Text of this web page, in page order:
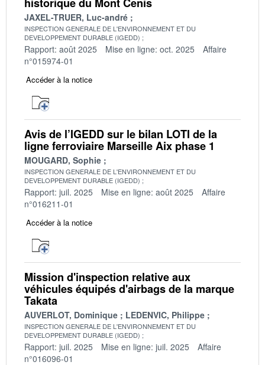
JAXEL-TRUER, Luc-andré
INSPECTION GENERALE DE L'ENVIRONNEMENT ET DU
DEVELOPPEMENT DURABLE (IGEDD)
Rapport: août 2025 Mise en ligne: oct. 2025
Affaire
n°015974-01
Accéder à la notice
Avis de l’IGEDD sur le bilan LOTI de la
ligne ferroviaire Marseille Aix phase 1
MOUGARD, Sophie
INSPECTION GENERALE DE L'ENVIRONNEMENT ET DU
DEVELOPPEMENT DURABLE (IGEDD)
Rapport: juil. 2025 Mise en ligne: août 2025
Affaire
n°016211-01
Accéder à la notice
Mission d'inspection relative aux
véhicules équipés d'airbags de la marque
Takata
AUVERLOT, Dominique LEDENVIC, Philippe
INSPECTION GENERALE DE L'ENVIRONNEMENT ET DU
DEVELOPPEMENT DURABLE (IGEDD)
Rapport: juil. 2025 Mise en ligne: juil. 2025
Affaire
n°016096-01